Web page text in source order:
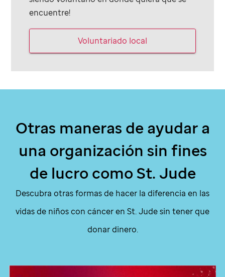
encuentre!
Voluntariado local
Otras maneras de ayudar a
una organización sin fines
de lucro comoSt. Jude
Descubra otras formas de hacer la diferencia en las
vidas de niños con cáncer en St. Judesin tener que
donar dinero.